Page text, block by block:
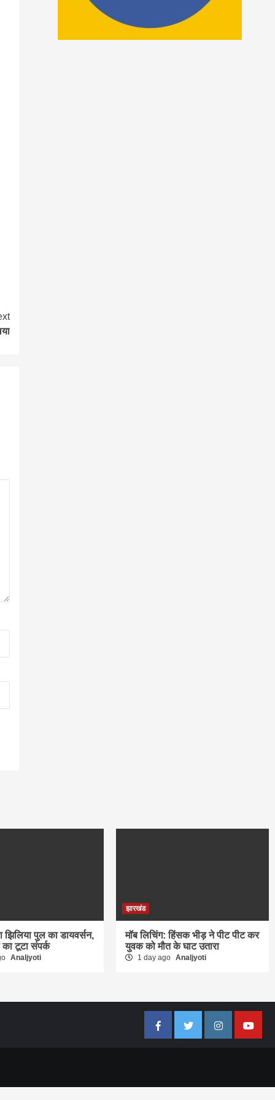
झिलिया पुल का डायवर्सन,
का टूटा संपर्क
Analjyoti
झारखंड
मॉब लिचिंग: हिंसक भीड़ ने पीट पीट कर
युवक को मौत के घाट उतारा
1 day ago Analjyoti
FacebookTwitterInstagram